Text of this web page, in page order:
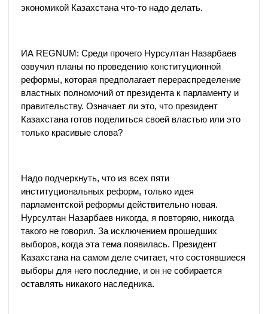
экономикой Казахстана что-то надо делать.
ИА REGNUM: Среди прочего Нурсултан Назарбаев
озвучил планы по проведению конституционной
реформы, которая предполагает перераспределение
властных полномочий от президента к парламенту и
правительству. Означает ли это, что президент
Казахстана готов поделиться своей властью или это
только красивые слова?
Надо подчеркнуть, что из всех пяти
институциональных реформ, только идея
парламентской реформы действительно новая.
Нурсултан Назарбаев никогда, я повторяю, никогда
такого не говорил. За исключением прошедших
выборов, когда эта тема появилась. Президент
Казахстана на самом деле считает, что состоявшиеся
выборы для него последние, и он не собирается
оставлять никакого наследника.